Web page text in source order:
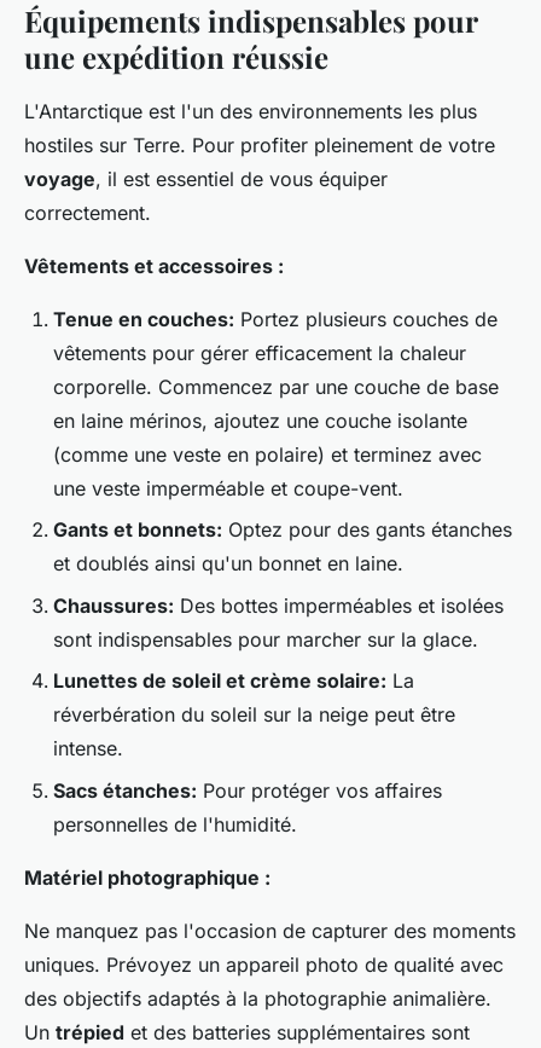
Équipements indispensables pour
une expédition réussie
L'Antarctique est l'un des environnements les plus
hostiles sur Terre. Pour profiter pleinement de votre
voyage, il est essentiel de vous équiper
correctement.
Vêtements et accessoires :
Tenue en couches: Portez plusieurs couches de
vêtements pour gérer efficacement la chaleur
corporelle. Commencez par une couche de base
en laine mérinos, ajoutez une couche isolante
(comme une veste en polaire) et terminez avec
une veste imperméable et coupe-vent.
Gants et bonnets: Optez pour des gants étanches
et doublés ainsi qu'un bonnet en laine.
Chaussures: Des bottes imperméables et isolées
sont indispensables pour marcher sur la glace.
Lunettes de soleil et crème solaire: La
réverbération du soleil sur la neige peut être
intense.
Sacs étanches: Pour protéger vos affaires
personnelles de l'humidité.
Matériel photographique :
Ne manquez pas l'occasion de capturer des moments
uniques. Prévoyez un appareil photo de qualité avec
des objectifs adaptés à la photographie animalière.
Un trépied et des batteries supplémentaires sont